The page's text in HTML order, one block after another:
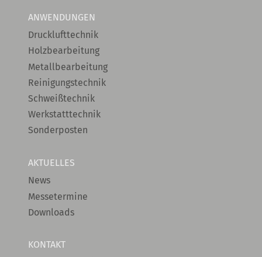
ANWENDUNGEN
Drucklufttechnik
Holzbearbeitung
Metallbearbeitung
Reinigungstechnik
Schweißtechnik
Werkstatttechnik
Sonderposten
AKTUELLES
News
Messetermine
Downloads
KONTAKT